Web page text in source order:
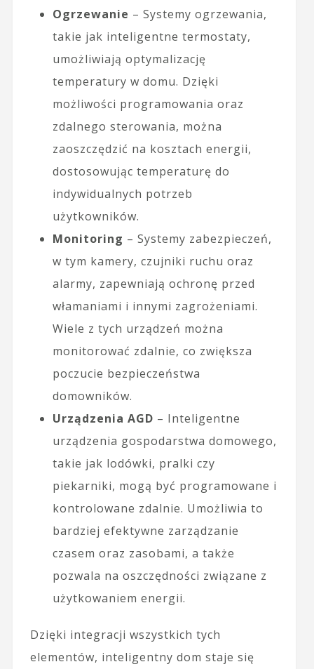
Ogrzewanie – Systemy ogrzewania,
takie jak inteligentne termostaty,
umożliwiają optymalizację
temperatury w domu. Dzięki
możliwości programowania oraz
zdalnego sterowania, można
zaoszczędzić na kosztach energii,
dostosowując temperaturę do
indywidualnych potrzeb
użytkowników.
Monitoring – Systemy zabezpieczeń,
w tym kamery, czujniki ruchu oraz
alarmy, zapewniają ochronę przed
włamaniami i innymi zagrożeniami.
Wiele z tych urządzeń można
monitorować zdalnie, co zwiększa
poczucie bezpieczeństwa
domowników.
Urządzenia AGD – Inteligentne
urządzenia gospodarstwa domowego,
takie jak lodówki, pralki czy
piekarniki, mogą być programowane i
kontrolowane zdalnie. Umożliwia to
bardziej efektywne zarządzanie
czasem oraz zasobami, a także
pozwala na oszczędności związane z
użytkowaniem energii.
Dzięki integracji wszystkich tych
elementów, inteligentny dom staje się